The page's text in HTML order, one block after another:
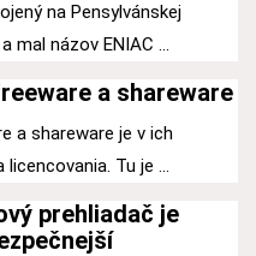
na Pensylvánskej
mal názov ENIAC ...
a shareware
a shareware je v ich
Tu je ...
prehliadač je